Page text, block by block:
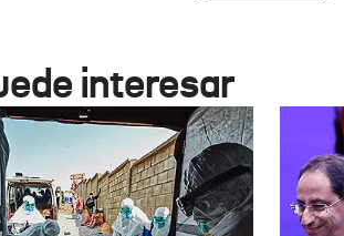
interesar